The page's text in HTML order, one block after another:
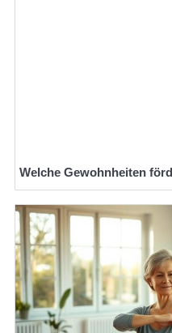
Welche Gewohnheiten